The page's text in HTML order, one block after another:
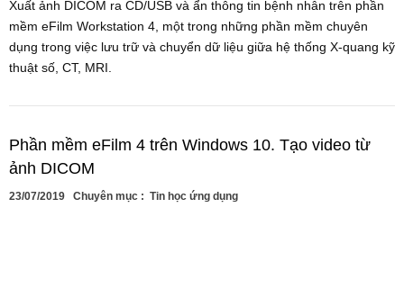
Xuất ảnh DICOM ra CD/USB và ẩn thông tin bệnh nhân trên phần
mềm eFilm Workstation 4, một trong những phần mềm chuyên
dụng trong việc lưu trữ và chuyển dữ liệu giữa hệ thống X-quang kỹ
thuật số, CT, MRI.
Phần mềm eFilm 4 trên Windows 10. Tạo video từ
ảnh DICOM
23/07/2019 Chuyên mục : Tin học ứng dụng